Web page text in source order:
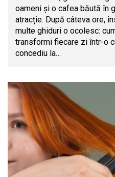
oameni și o cafea băută în
atracție. După câteva ore,
multe ghiduri o ocolesc:
transformi fiecare zi într-o
concediu la…